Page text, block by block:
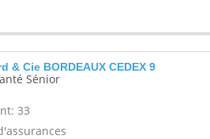
& Cie BORDEAUX CEDEX 9
Sénior
33